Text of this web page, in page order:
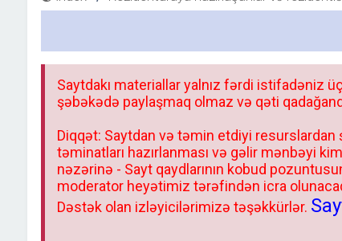
Saytdakı materiallar yalnız fərdi istifadəniz
şəbəkədə paylaşmaq olmaz və qəti
Diqqət: Saytdan və təmin etdiyi
təminatları hazırlanması və gəlir mənbəyi
nəzərinə - Sayt qaydlarının kobud
moderator heyətimiz tərəfindən icra
Dəstək olan izləyicilərimizə təşəkkürlər.